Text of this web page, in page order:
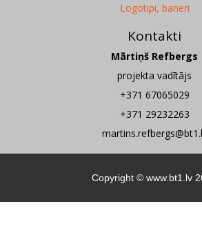
Logotipi, baneri
Kontakti
Mārtiņš Refbergs
projekta vadītājs
+371 67065029
+371 29232263
Copyright © www.bt1.lv